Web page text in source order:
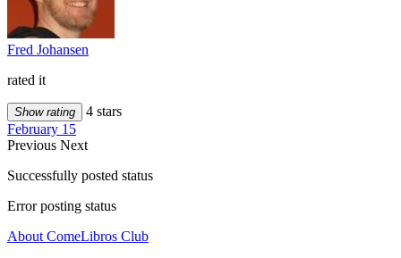
Fred Johansen
rated it
Show rating
4 stars
February 15
Previous Next
Successfully posted status
Error posting status
About ComeLibros Club